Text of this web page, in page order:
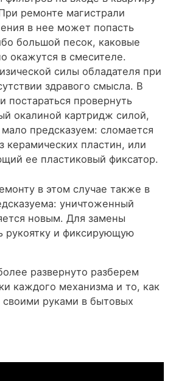
ремонте магистрали
в нее может попасть
большой песок, каковые
окажутся в смесителе.
силы обладателя при
здравого смысла. В
постараться провернуть
окалиной картридж силой,
мало предсказуем: сломается
керамических пластин, или
ее пластиковый фиксатор.
в этом случае также в
уничтоженный
новым. Для замены
рукоятку и фиксирующую
развернуто разберем
каждого механизма и то, как
своими руками в бытовых